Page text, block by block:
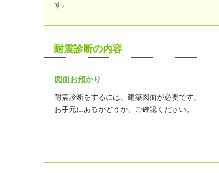
す。
耐震診断の内容
図面お預かり
耐震診断をするには、建築図面が必要です。
お手元にあるかどうか、ご確認ください。